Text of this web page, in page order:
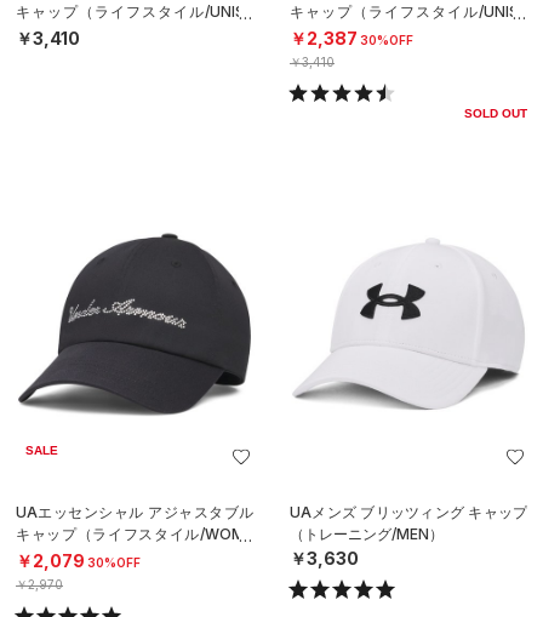
キャップ（ライフスタイル/UNISE
X）
￥3,410
キャップ（ライフスタイル/UNISE
X）
￥2,387 30%OFF
￥3,410
SOLD OUT
SALE
UAエッセンシャル アジャスタブル
キャップ（ライフスタイル/WOME
N）
￥2,079 30%OFF
￥2,970
UAメンズ ブリッツィング キャップ
（トレーニング/MEN）
￥3,630